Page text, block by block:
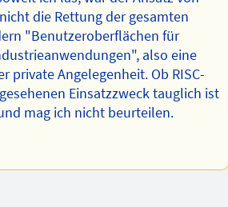
die Rettung der gesamten
"Benutzeroberflächen für
also eine
private Angelegenheit. Ob RISC-
Einsatzzweck tauglich ist
mag ich nicht beurteilen.